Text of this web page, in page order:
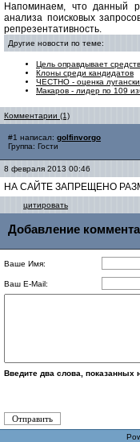
Напоминаем, что данный
анализа поисковых
репрезентативность.
Другие новости по теме:
Цель оправдывает
Клоны среди кандидатов
ЧЕСТНО - оценка
Макаров - лидер по 109
Комментарии (1)
#1 написал: golfinvorgo
Группа: Гости
8 февраля 2013 00:46
НА САЙТЕ ЗАПРЕЩЕНО
цитировать
Добавление
Ваше Имя:
Ваш E-Mail:
Введите два слова, показанных